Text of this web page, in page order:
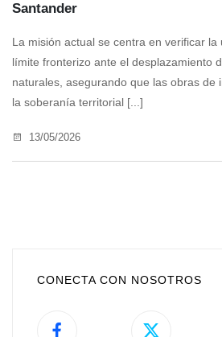
Santander
La misión actual se centra en verificar la
límite fronterizo ante el desplazamiento
naturales, asegurando que las obras de
la soberanía territorial [...]
13/05/2026
CONECTA CON NOSOTROS